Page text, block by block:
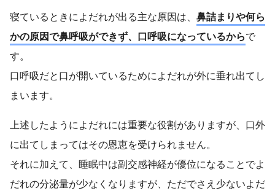
寝ているときによだれが出る主な原因は、 鼻詰まりや何ら
かの原因で鼻呼吸ができず、口呼吸になっているからで
す。
口呼吸だと口が開いているためによだれが外に垂れ出てし
まいます。
上述したようによだれには重要な役割がありますが、口外
に出てしまってはその恩恵を受けられません。
それに加えて、睡眠中は副交感神経が優位になることでよ
だれの分泌量が少なくなりますが、ただでさえ少ないよだ